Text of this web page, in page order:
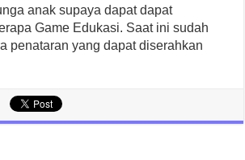
anak supaya dapat dapat
Game Edukasi. Saat ini sudah
penataran yang dapat diserahkan